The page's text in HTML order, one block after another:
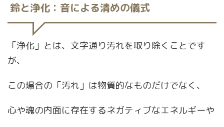
鈴と浄化：音による清めの儀式
「浄化」とは、文字通り汚れを取り除くことです
が、
この場合の「汚れ」は物質的なものだけでなく、
心や魂の内面に存在するネガティブなエネルギーや